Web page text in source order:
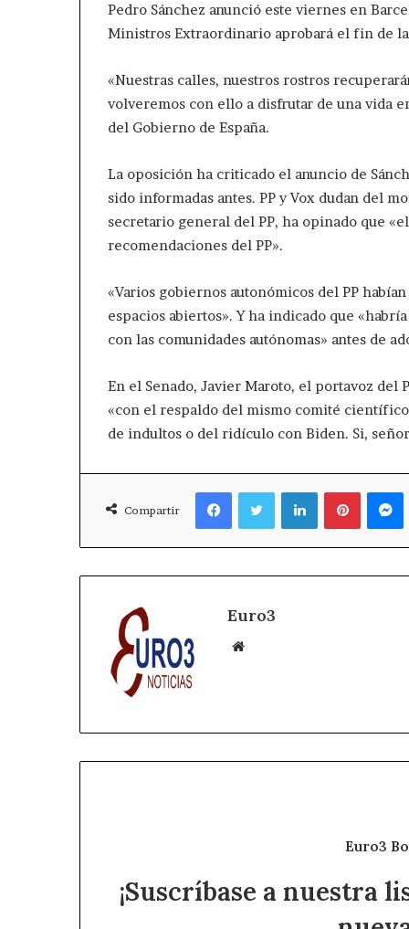
Pedro Sánchez anunció este viernes en
Ministros Extraordinario aprobará el fin de
«Nuestras calles, nuestros rostros
volveremos con ello a disfrutar de una vida
del Gobierno de España.
La oposición ha criticado el anuncio de
sido informadas antes. PP y Vox dudan del
secretario general del PP, ha opinado que
recomendaciones del PP».
«Varios gobiernos autonómicos del PP
espacios abiertos». Y ha indicado que
con las comunidades autónomas» antes de
En el Senado, Javier Maroto, el portavoz del
«con el respaldo del mismo comité
de indultos o del ridículo con Biden. Si,
Compartir
FacebookTwitterLinkedIn
Euro3
Sitio
Euro3
¡Suscríbase a nuestra